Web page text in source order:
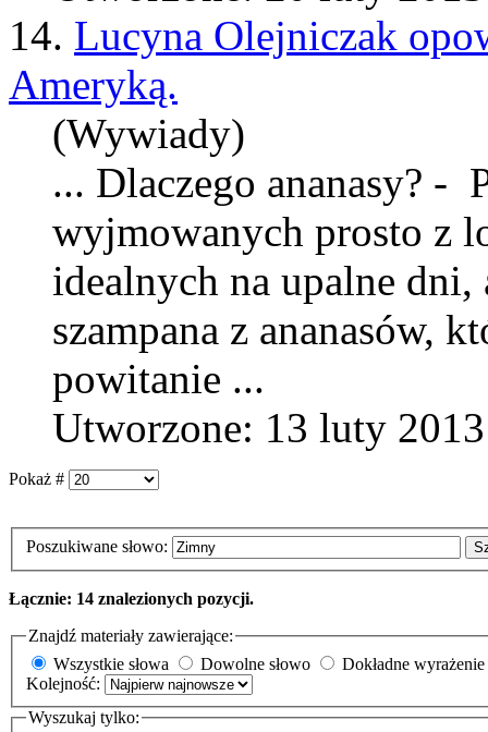
14. Lucyna Olejniczak
Ameryką.
(Wywiady)
... Dlaczego ananasy? -
wyjmowanych prosto z
idealnych na upalne
szampana z ananasów,
powitanie ...
Utworzone: 13 luty 2013
Pokaż #
Poszukiwane słowo:
Łącznie: 14 znalezionych pozycji.
Znajdź materiały zawierające:
Wszystkie słowa
Dowolne słowo
Dokładne wyrażenie
Kolejność:
Wyszukaj tylko: